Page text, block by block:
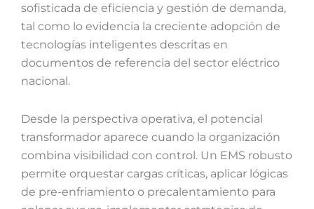
sofisticada de eficiencia y gestión de demanda,
tal como lo evidencia la creciente adopción de
tecnologías inteligentes descritas en
documentos de referencia del sector eléctrico
nacional.
Desde la perspectiva operativa, el potencial
transformador aparece cuando la organización
combina visibilidad con control. Un EMS robusto
permite orquestar cargas críticas, aplicar lógicas
de pre-enfriamiento o precalentamiento para